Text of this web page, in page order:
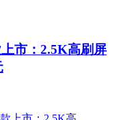
市：2.5K高刷屏